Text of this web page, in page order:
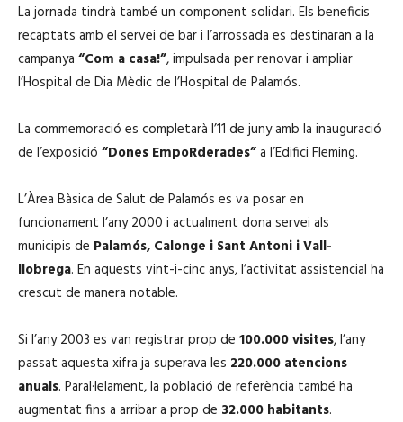
La jornada tindrà també un component solidari. Els beneficis
recaptats amb el servei de bar i l’arrossada es destinaran a la
campanya “Com a casa!”, impulsada per renovar i ampliar
l’Hospital de Dia Mèdic de l’Hospital de Palamós.
La commemoració es completarà l’11 de juny amb la inauguració
de l’exposició “Dones EmpoRderades”a l’Edifici Fleming.
L’Àrea Bàsica de Salut de Palamós es va posar en
funcionament l’any 2000 i actualment dona servei als
municipis de Palamós, Calonge i Sant Antoni i Vall-
llobrega. En aquests vint-i-cinc anys, l’activitat assistencial ha
crescut de manera notable.
Si l’any 2003 es van registrar prop de 100.000 visites, l’any
passat aquesta xifra ja superava les 220.000 atencions
anuals. Paral·lelament, la població de referència també ha
augmentat fins a arribar a prop de 32.000 habitants.